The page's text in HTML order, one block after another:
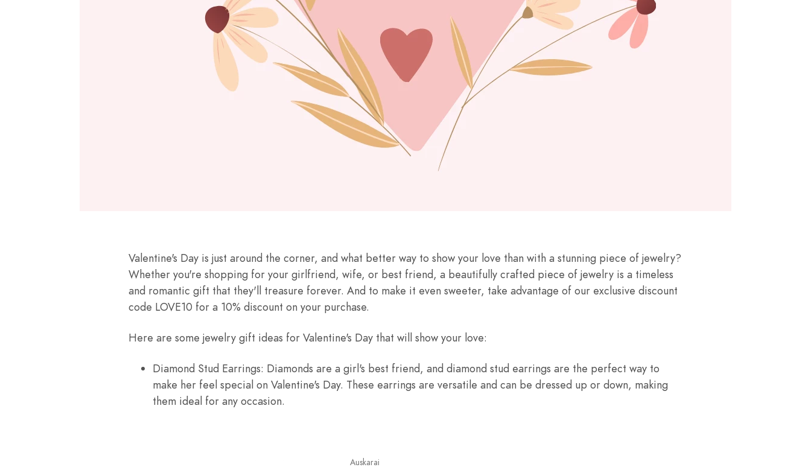
Valentine's Day is just around the corner, and what better way to show your love than with a stunning piece of jewelry?
Whether you're shopping for your girlfriend, wife, or best friend, a beautifully crafted piece of jewelry is a timeless
and romantic gift that they'll treasure forever. And to make it even sweeter, take advantage of our exclusive discount
code LOVE10 for a 10% discount on your purchase.
Here are some jewelry gift ideas for Valentine's Day that will show your love:
Diamond Stud Earrings: Diamonds are a girl's best friend, and diamond stud earrings are the perfect way to
make her feel special on Valentine's Day. These earrings are versatile and can be dressed up or down, making
them ideal for any occasion.
Auskarai